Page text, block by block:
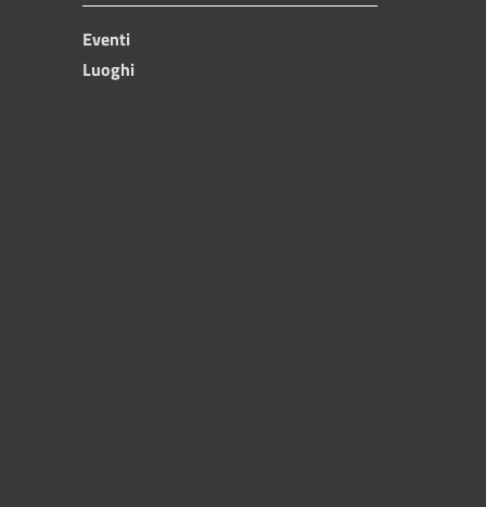
Eventi
Luoghi